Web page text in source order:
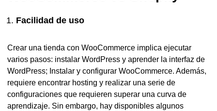
Facilidad de uso
Crear una tienda con WooCommerce implica ejecutar
varios pasos: instalar WordPress y aprender la interfaz de
WordPress; Instalar y configurar WooCommerce. Además,
requiere encontrar hosting y realizar una serie de
configuraciones que requieren superar una curva de
aprendizaje. Sin embargo, hay disponibles algunos